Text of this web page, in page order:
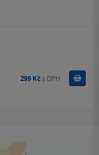
299 Kč s DPH Koupit